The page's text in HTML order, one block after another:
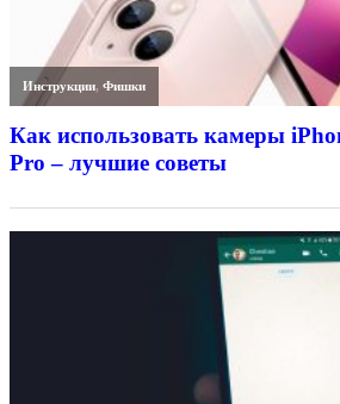
Инструкции,Фишки
Как использовать камеры
Pro – лучшие советы